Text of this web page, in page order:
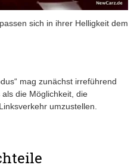
sich in ihrer Helligkeit dem
mag zunächst irreführend
die Möglichkeit, die
umzustellen.